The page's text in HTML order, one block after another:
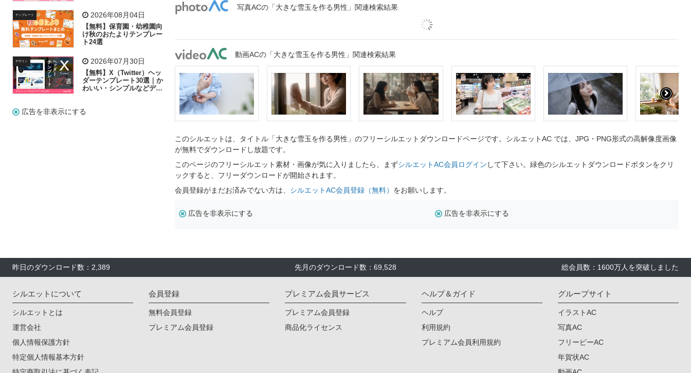
テンプレート 2026年08月04日
【無料】保育園・幼稚園向
け秋のおたよりテンプレー
ト24選
デザイン 2026年07月30日
【無料】X（Twitter）ヘッ
ダーテンプレート30選｜か
わいい・シンプルなどデザ
広告を非表示にする
写真ACの「大きな雪玉を作る男性」関連検索結果
動画ACの「大きな雪玉を作る男性」関連検索結果
このシルエットは、タイトル「大きな雪玉を作る男性」のフリーシルエットダウンロードページです。シルエットAC では、JPG・PNG形式の高解像度画像
が無料でダウンロードし放題です。
このページのフリーシルエット素材・画像が気に入りましたら、まずシルエットAC会員ログイン して下さい。緑色のシルエットダウンロードボタンをクリ
ックすると、フリーダウンロードが開始されます。
会員登録がまだお済みでない方は、 シルエットAC会員登録（無料） をお願いします。
広告を非表示にする 広告を非表示にする
昨日のダウンロード数：2,389 先月のダウンロード数：69,528 総会員数：1600万人を突破しました
シルエットについて
シルエットとは
運営会社
個人情報保護方針
特定個人情報基本方針
会員登録
無料会員登録
プレミアム会員登録
プレミアム会員サービス
プレミアム会員登録
商品化ライセンス
ヘルプ＆ガイド
ヘルプ
利用規約
プレミアム会員利用規約
グループサイト
イラストAC
写真AC
フリービーAC
年賀状AC